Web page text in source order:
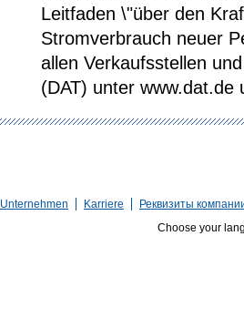
Leitfaden \"über den
Stromverbrauch neuer
allen Verkaufsstellen
(DAT) unter www.dat.de
Unternehmen Karriere
Реквизиты
Choose your